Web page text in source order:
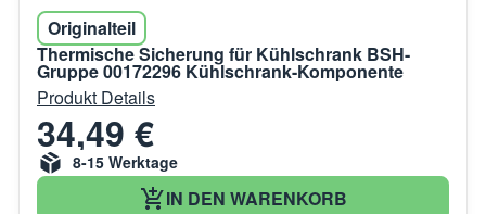
Originalteil
Thermische Sicherung für Kühlschrank BSH-
Gruppe 00172296 Kühlschrank-Komponente
Produkt Details
34,49 €
8-15 Werktage
IN DEN WARENKORB